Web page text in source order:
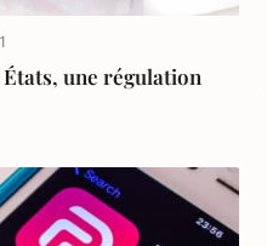
une régulation